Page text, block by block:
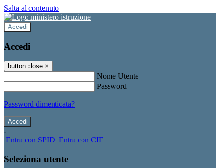
Salta al contenuto
Accedi
Accedi
button close ×
Nome Utente
Password
Password dimenticata?
-
Entra con SPID Entra con CIE
Seleziona utente